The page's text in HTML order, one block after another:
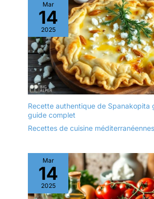
Mar
14
2025
Recette authentique de Spanakopita
guide complet
Recettes de cuisine méditerranéennes
Mar
14
2025